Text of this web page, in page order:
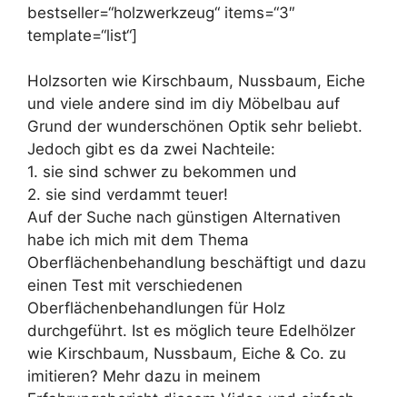
bestseller=“holzwerkzeug“ items=“3″
template=“list“]
Holzsorten wie Kirschbaum, Nussbaum, Eiche
und viele andere sind im diy Möbelbau auf
Grund der wunderschönen Optik sehr beliebt.
Jedoch gibt es da zwei Nachteile:
1. sie sind schwer zu bekommen und
2. sie sind verdammt teuer!
Auf der Suche nach günstigen Alternativen
habe ich mich mit dem Thema
Oberflächenbehandlung beschäftigt und dazu
einen Test mit verschiedenen
Oberflächenbehandlungen für Holz
durchgeführt. Ist es möglich teure Edelhölzer
wie Kirschbaum, Nussbaum, Eiche & Co. zu
imitieren? Mehr dazu in meinem